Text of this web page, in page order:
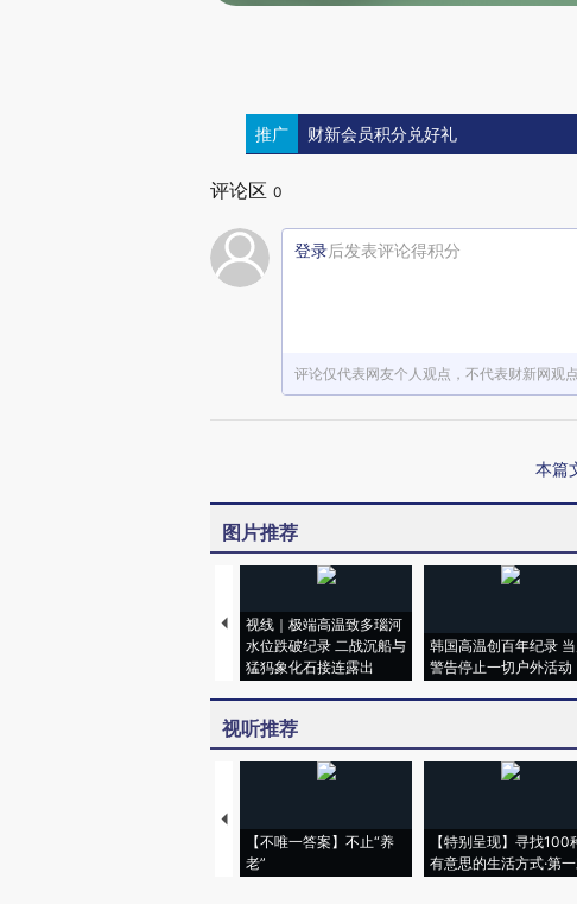
推广 财新会员积分兑好礼
评论区 0
登录后发表评论得积分
评论仅代表网友个人观点，不代表财新网观点
本篇
图片推荐
视线｜极端高温致多瑙河
水位跌破纪录 二战沉船与
猛犸象化石接连露出
韩国高温创百年纪录
警告停止一切户外活动
视听推荐
【不唯一答案】不止“养
老”
【特别呈现】寻找100
有意思的生活方式·第